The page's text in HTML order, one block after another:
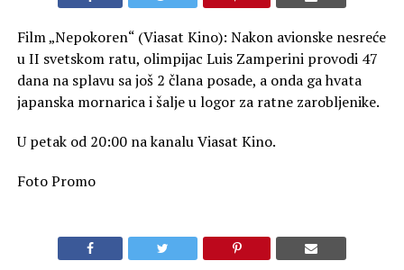
Film „Nepokoren“ (Viasat Kino): Nakon avionske nesreće
u II svetskom ratu, olimpijac Luis Zamperini provodi 47
dana na splavu sa još 2 člana posade, a onda ga hvata
japanska mornarica i šalje u logor za ratne zarobljenike.
U petak od 20:00 na kanalu Viasat Kino.
Foto Promo